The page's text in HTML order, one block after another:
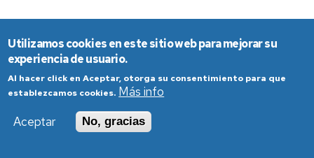
Utilizamos cookies en este sitio web para mejorar su
experiencia de usuario.
Al hacer click en Aceptar, otorga su consentimiento para que
establezcamos cookies. Más info
Aceptar
No, gracias